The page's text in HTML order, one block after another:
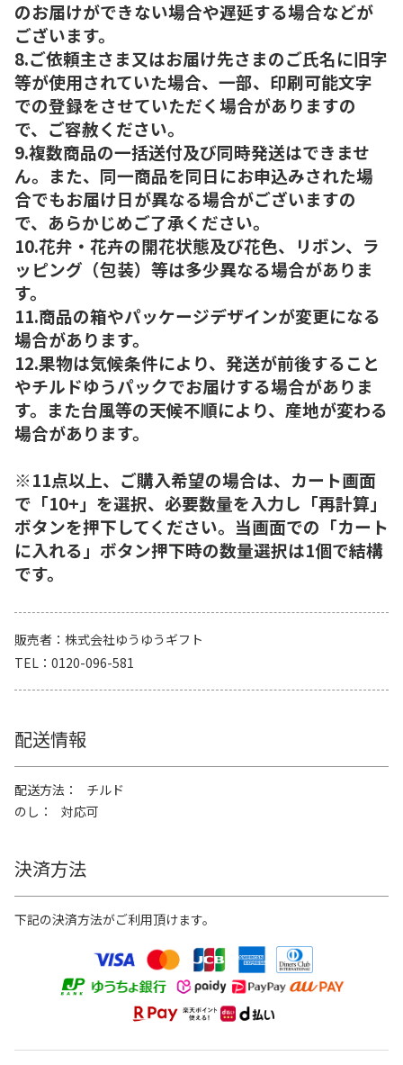
のお届けができない場合や遅延する場合などが
ございます。
8.ご依頼主さま又はお届け先さまのご氏名に旧字
等が使用されていた場合、一部、印刷可能文字
での登録をさせていただく場合がありますの
で、ご容赦ください。
9.複数商品の一括送付及び同時発送はできませ
ん。また、同一商品を同日にお申込みされた場
合でもお届け日が異なる場合がございますの
で、あらかじめご了承ください。
10.花弁・花卉の開花状態及び花色、リボン、ラ
ッピング（包装）等は多少異なる場合がありま
す。
11.商品の箱やパッケージデザインが変更になる
場合があります。
12.果物は気候条件により、発送が前後すること
やチルドゆうパックでお届けする場合がありま
す。また台風等の天候不順により、産地が変わる
場合があります。
※11点以上、ご購入希望の場合は、カート画面
で「10+」を選択、必要数量を入力し「再計算」
ボタンを押下してください。当画面での「カート
に入れる」ボタン押下時の数量選択は1個で結構
です。
販売者
株式会社ゆうゆうギフト
TEL
0120-096-581
配送情報
配送方法
チルド
のし
対応可
決済方法
下記の決済方法がご利用頂けます。